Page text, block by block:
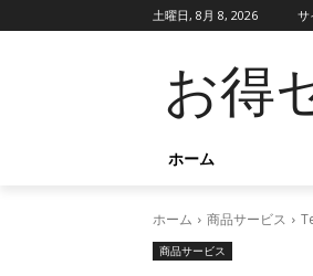
土曜日, 8月 8, 2026 サ
お得
ホーム
ホーム 商品サービス
商品サービス